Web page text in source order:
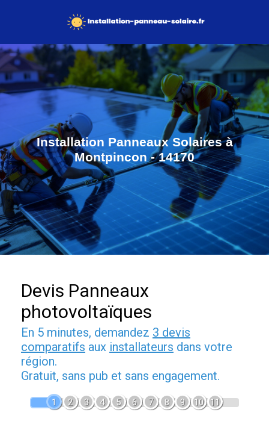
Installation Panneaux Solaires à
Montpincon - 14170
Devis Panneaux
photovoltaïques
En 5 minutes, demandez 3 devis
comparatifs aux installateurs dans votre
région.
Gratuit, sans pub et sans engagement.
1 2 3 4 5 6 7 8 9 10 11